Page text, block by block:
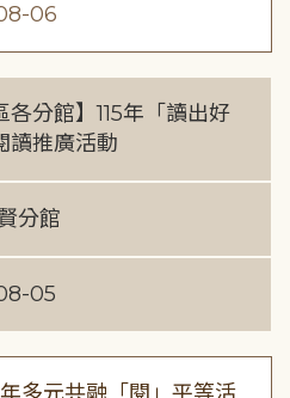
06
各分館】115年「讀出好
讀推廣活動
分館
05